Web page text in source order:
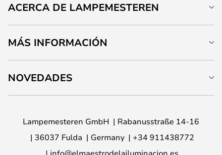
ACERCA DE LAMPEMESTEREN
MÁS INFORMACIÓN
NOVEDADES
Lampemesteren GmbH
Rabanusstraße 14-16
36037 Fulda
Germany
+34 911438772
info@elmaestrodelailuminacion.es